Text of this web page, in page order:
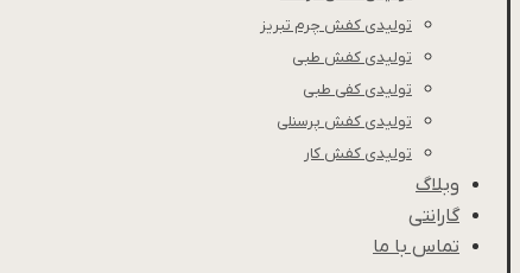
تولیدی کفش چرم تبریز
تولیدی کفش طبی
تولیدی کفی طبی
تولیدی کفش پرسنلی
تولیدی کفش کار
وبلاگ
گارانتی
تماس با ما